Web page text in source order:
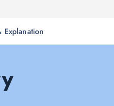
Explanation